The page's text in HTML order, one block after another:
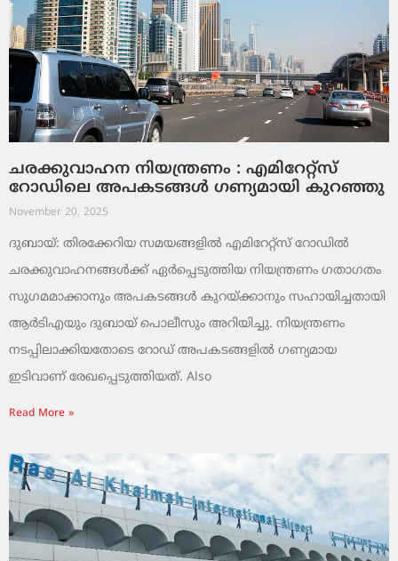
ചരക്കുവാഹന നിയന്ത്രണം : എമിറേറ്റ്സ്
റോഡിലെ അപകടങ്ങൾ ഗണ്യമായി കുറഞ്ഞു
November 20, 2025
ദുബായ്: തിരക്കേറിയ സമയങ്ങളിൽ എമിറേറ്റ്സ് റോഡിൽ
ചരക്കുവാഹനങ്ങൾക്ക് ഏർപ്പെടുത്തിയ നിയന്ത്രണം ഗതാഗതം
സുഗമമാക്കാനും അപകടങ്ങൾ കുറയ്ക്കാനും സഹായിച്ചതായി
ആർടിഎയും ദുബായ് പൊലീസും അറിയിച്ചു. നിയന്ത്രണം
നടപ്പിലാക്കിയതോടെ റോഡ് അപകടങ്ങളിൽ ഗണ്യമായ
ഇടിവാണ് രേഖപ്പെടുത്തിയത്. Also
Read More »